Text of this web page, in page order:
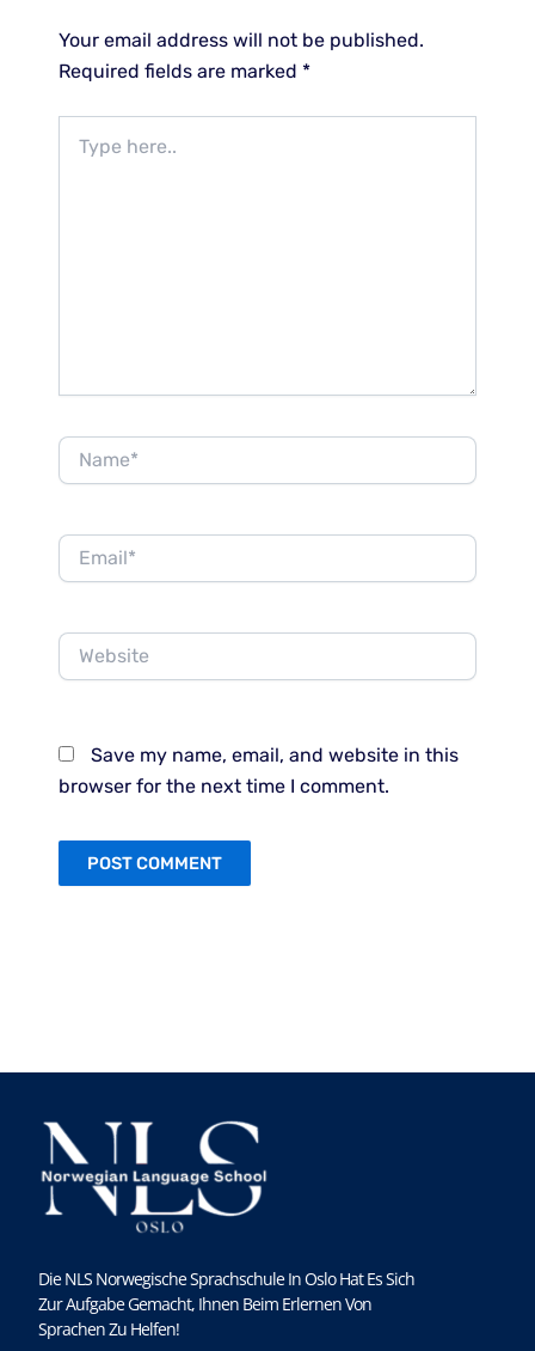
Your email address will not be published.
Required fields are marked *
here..
Name*
Email*
Website
Save my name, email, and website in this
browser for the next time I comment.
Die NLS Norwegische Sprachschule In Oslo Hat Es Sich
Zur Aufgabe Gemacht, Ihnen Beim Erlernen Von
Sprachen Zu Helfen!